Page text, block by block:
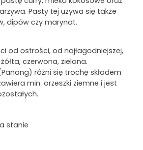
Pasty tej używa się także
dipów czy marynat.
od ostrości, od najłagodniejszej,
czerwona, zielona.
różni się trochę składem
min. orzeszki ziemne i jest
stanie